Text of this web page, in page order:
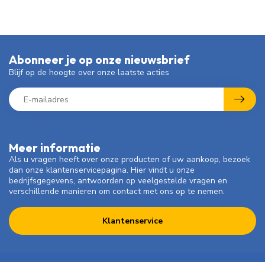
Meer informatie
Als u vragen heeft over onze producten of uw aankoop, bezoek
dan onze klantenservicepagina. Hier vindt u onze
bedrijfsgegevens, antwoorden op veelgestelde vragen en
verschillende manieren om contact met ons op te nemen.
Klantenservice
Abonneer je op onze nieuwsbrief
Blijf op de hoogte over onze laatste acties